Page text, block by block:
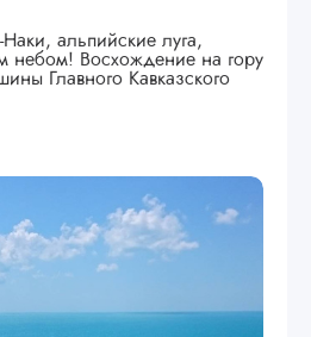
альпийские луга,
небом! Восхождение на гору
Главного Кавказского